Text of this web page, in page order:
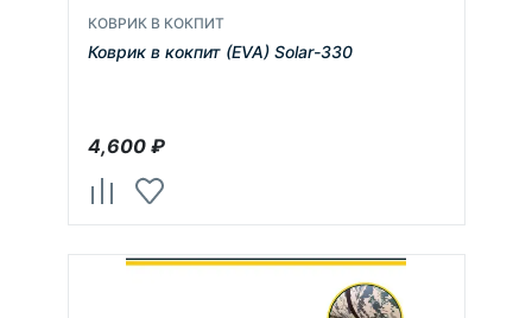
КОВРИК В КОКПИТ
Коврик в кокпит (EVA) Solar-330
4,600₽